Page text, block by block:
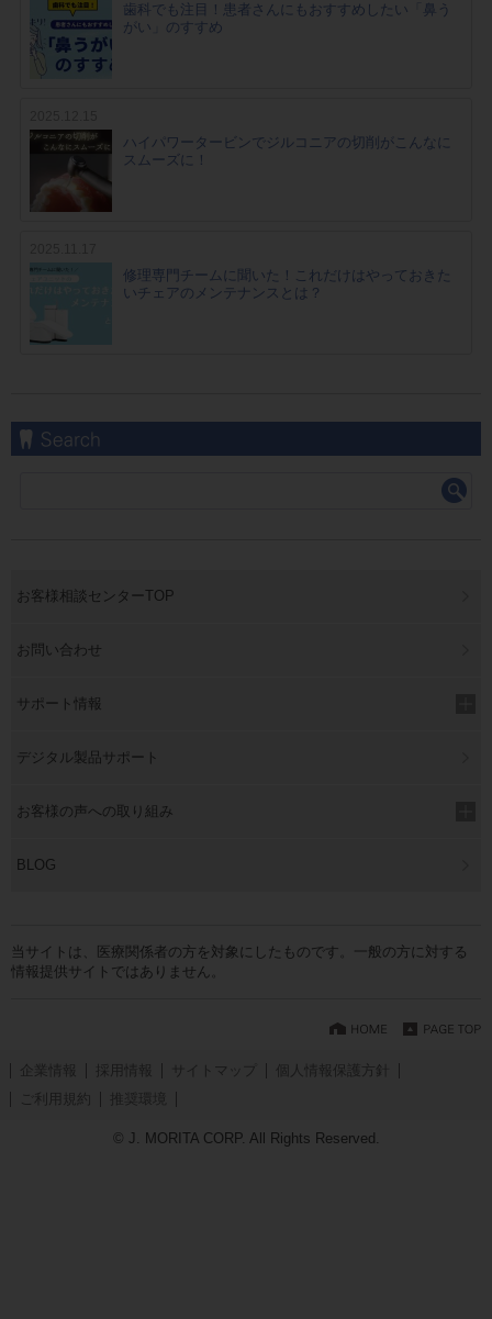
歯科でも注目！患者さんにもおすすめしたい「鼻う
がい」のすすめ
ハイパワータービンでジルコニアの切削がこんなに
スムーズに！
修理専門チームに聞いた！これだけはやっておきた
いチェアのメンテナンスとは？
お客様相談センターTOP
お問い合わせ
サポート情報
デジタル製品サポート
お客様の声への取り組み
BLOG
当サイトは、医療関係者の方を対象にしたものです。一般の方に対する
情報提供サイトではありません。
企業情報 採用情報 サイトマップ
個人情報保護方針
ご利用規約
推奨環境
© J. MORITA CORP. All Rights Reserved.